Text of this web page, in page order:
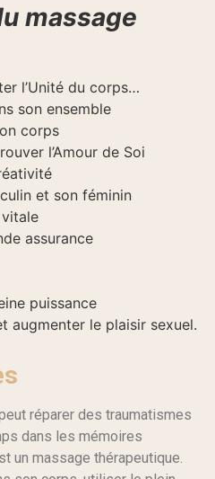
massage
l’Unité du corps…
son ensemble
corps
l’Amour de Soi
et son féminin
assurance
puissance
augmenter le plaisir sexuel.
réparer des traumatismes
dans les mémoires
un massage thérapeutique.